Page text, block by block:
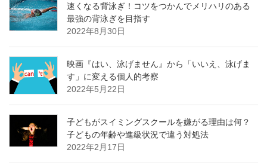
速くなる背泳ぎ！コツをつかんでメリハリのある
最強の背泳ぎを目指す
2022年8月30日
映画『はい、泳げません』から「いいえ、泳げま
す」に変える個人的考察
2022年5月22日
子どもがスイミングスクールを嫌がる理由は何？
子どもの年齢や進級状況で違う対処法
2022年2月17日